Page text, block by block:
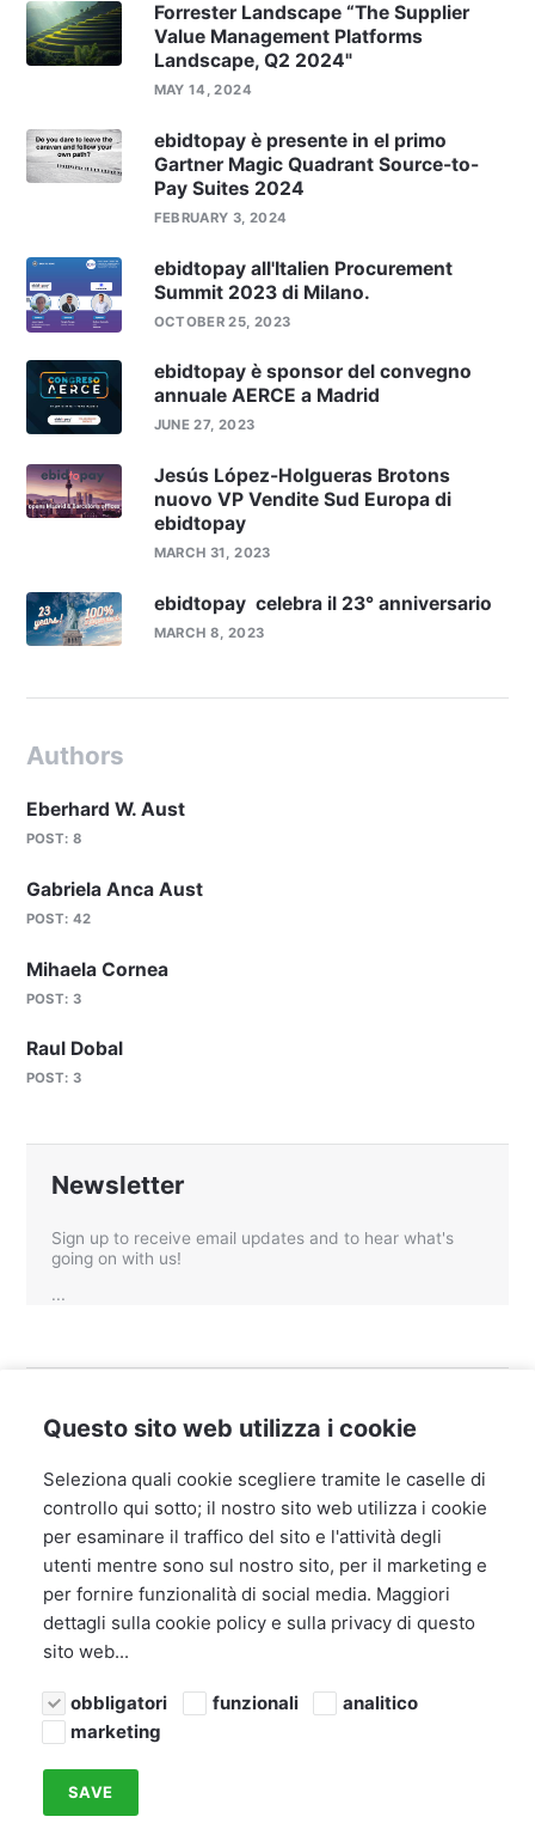
Forrester Landscape “The Supplier
Value Management Platforms
Landscape, Q2 2024"
MAY 14, 2024
ebidtopay è presente in el primo
Gartner Magic Quadrant Source-to-
Pay Suites 2024
FEBRUARY 3, 2024
ebidtopay all'Italien Procurement
Summit 2023 di Milano.
OCTOBER 25, 2023
ebidtopay è sponsor del convegno
annuale AERCE a Madrid
JUNE 27, 2023
Jesús López-Holgueras Brotons
nuovo VP Vendite Sud Europa di
ebidtopay
MARCH 31, 2023
ebidtopay celebra il 23° anniversario
MARCH 8, 2023
Authors
Eberhard W. Aust
POST: 8
Gabriela Anca Aust
POST: 42
Mihaela Cornea
POST: 3
Raul Dobal
POST: 3
Newsletter
Sign up to receive email updates and to hear what's
going on with us!
...
Paesi
Partner: Diventa il nostro integratore o distributore
Fornitori: Affari extra
Info Legali e condizioni d´uso
Questo sito web utilizza i cookie
Seleziona quali cookie scegliere tramite le caselle di
controllo qui sotto; il nostro sito web utilizza i cookie
per esaminare il traffico del sito e l'attività degli
utenti mentre sono sul nostro sito, per il marketing e
per fornire funzionalità di social media. Maggiori
dettagli sulla cookie policy e sulla privacy di questo
sito web...
obbligatori funzionali
analitico
marketing
SAVE